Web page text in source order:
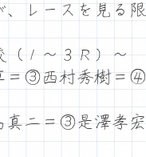
レースを見る
１～３Ｒ）～
＝③西村秀樹＝
真二＝③是澤孝